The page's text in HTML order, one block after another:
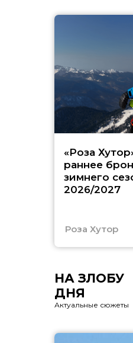
«Роза
раннее
зимнего
2026/2027
Роза Хутор
НА ЗЛОБУ
ДНЯ
Актуальные сюжеты